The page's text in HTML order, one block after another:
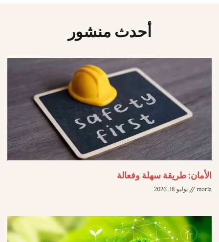
أحدث منشور
الأمان: طريقة سهلة وفعالة
maria يوليو 18, 2026